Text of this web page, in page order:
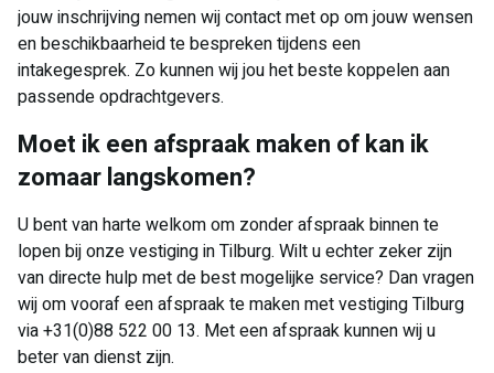
jouw inschrijving nemen wij contact met op om jouw wensen
en beschikbaarheid te bespreken tijdens een
intakegesprek. Zo kunnen wij jou het beste koppelen aan
passende opdrachtgevers.
Moet ik een afspraak maken of kan ik
zomaar langskomen?
U bent van harte welkom om zonder afspraak binnen te
lopen bij onze vestiging in Tilburg. Wilt u echter zeker zijn
van directe hulp met de best mogelijke service? Dan vragen
wij om vooraf een afspraak te maken met vestiging Tilburg
via +31(0)88 522 00 13. Met een afspraak kunnen wij u
beter van dienst zijn.